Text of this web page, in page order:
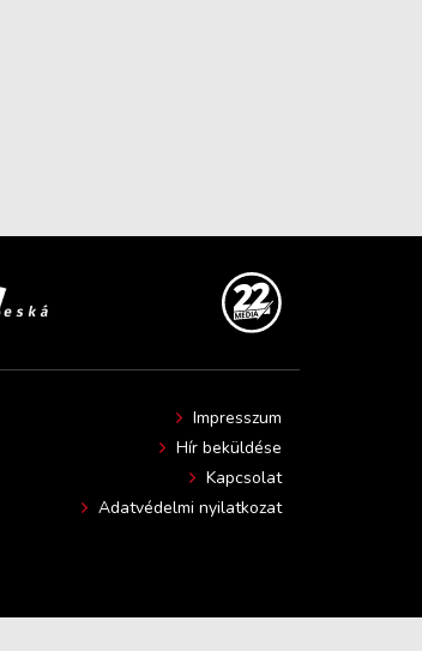
Impresszum
Hír beküldése
Kapcsolat
Adatvédelmi nyilatkozat